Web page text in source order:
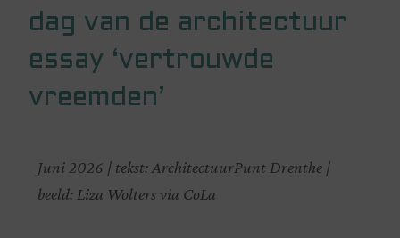
dag van de architectuur
essay ‘vertrouwde
vreemden’
Juni 2026 | tekst: ArchitectuurPunt Drenthe |
beeld: Liza Wolters via CoLa